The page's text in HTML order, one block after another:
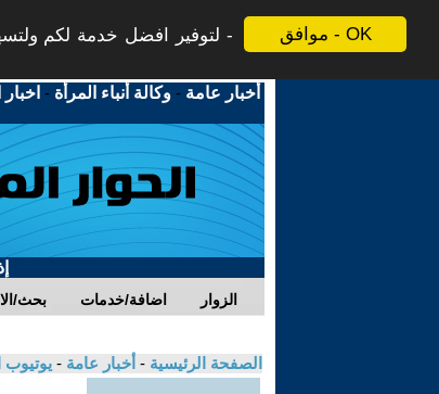
موافق - OK
لتوفير افضل خدمة لكم
أخبار عامة -وكالة أنباء المرأة -
بحث/ اضافة/خدمات الزوار
الصفحة الرئيسية - أخبار عامة - يوتيوب